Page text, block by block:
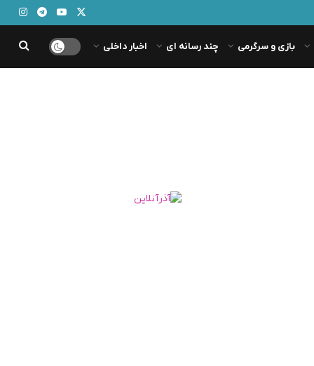
بازی و سرگرمی چند رسانه ای اخبار داخلی